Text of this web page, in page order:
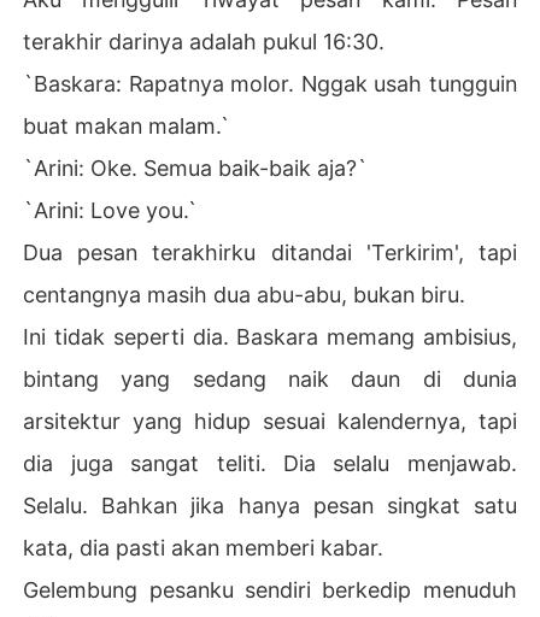
terakhir darinya adalah pukul 16:30.
`Baskara: Rapatnya molor. Nggak usah tungguin
buat makan malam.`
`Arini: Oke. Semua baik-baik aja?`
`Arini: Love you.`
Dua pesan terakhirku ditandai 'Terkirim', tapi
centangnya masih dua abu-abu, bukan biru.
Ini tidak seperti dia. Baskara memang ambisius,
bintang yang sedang naik daun di dunia
arsitektur yang hidup sesuai kalendernya, tapi
dia juga sangat teliti. Dia selalu menjawab.
Selalu. Bahkan jika hanya pesan singkat satu
kata, dia pasti akan memberi kabar.
Gelembung pesanku sendiri berkedip menuduh